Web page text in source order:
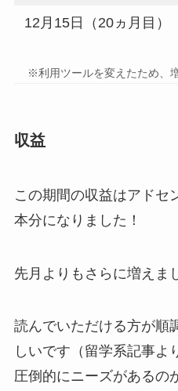
12月15日（20ヵ月目）
※利用ツールを変えたため、
収益
この期間の収益はアドセ
本分になりました！
先月よりもさらに増えま
読んでいただける方が順
しいです（留学系記事よ
圧倒的にニーズがあるの